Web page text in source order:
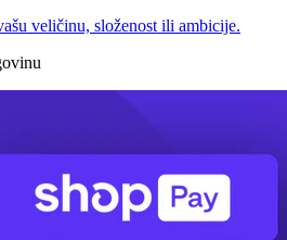
veličinu, složenost ili ambicije.